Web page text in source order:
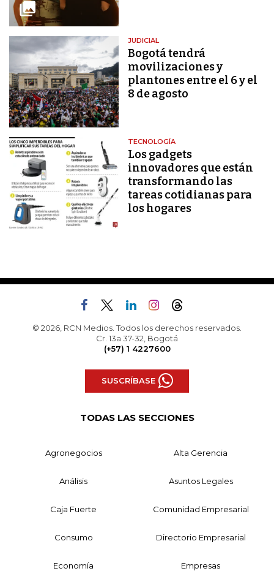
JUDICIAL
Bogotá tendrá
movilizaciones y
plantones entre el 6 y el
8 de agosto
TECNOLOGÍA
Los gadgets
innovadores que están
transformando las
tareas cotidianas para
los hogares
© 2026, RCN Medios. Todos los derechos reservados.
Cr. 13a 37-32, Bogotá
(+57) 1 4227600
SUSCRÍBASE
TODAS LAS SECCIONES
Agronegocios Alta Gerencia
Análisis Asuntos Legales
Caja Fuerte Comunidad Empresarial
Consumo Directorio Empresarial
Economía Empresas